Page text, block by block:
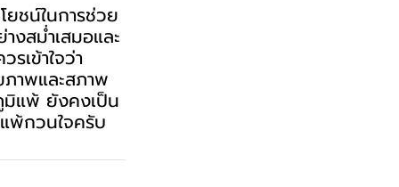
ยชน์ในการช่วย
สม่ำเสมอและ
เข้าใจว่า
ภาพและสภาพ
มิแพ้ ยังคงเป็น
พ้กวนใจครับ